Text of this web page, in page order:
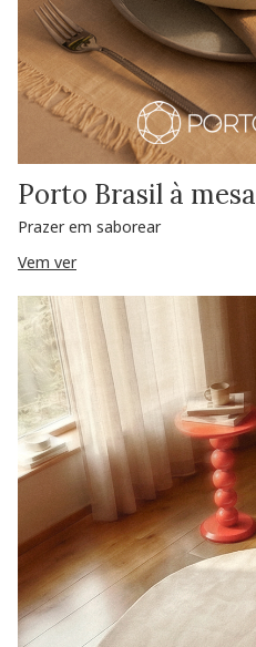
Porto Brasil à mesa
Prazer em saborear
Vem ver